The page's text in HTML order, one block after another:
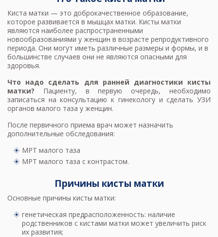
Киста матки — это доброкачественное образование,
которое развивается в мышцах матки. Кисты матки
являются наиболее распространенными
новообразованиями у женщин в возрасте репродуктивного
периода. Они могут иметь различные размеры и формы, и в
большинстве случаев они не являются опасными для
здоровья.
Что надо сделать для ранней диагностики кисты
матки? Пациенту, в первую очередь, необходимо
записаться на консультацию к гинекологу и сделатьУЗИ
органов малого таза у женщин.
После первичного приема врач может назначить
дополнительные обследования:
МРТ малого таза
МРТ малого таза с контрастом.
Причины кисты матки
Основные причины кисты матки:
генетическая предрасположенность: наличие
родственников с кистами матки может увеличить риск
их развития;